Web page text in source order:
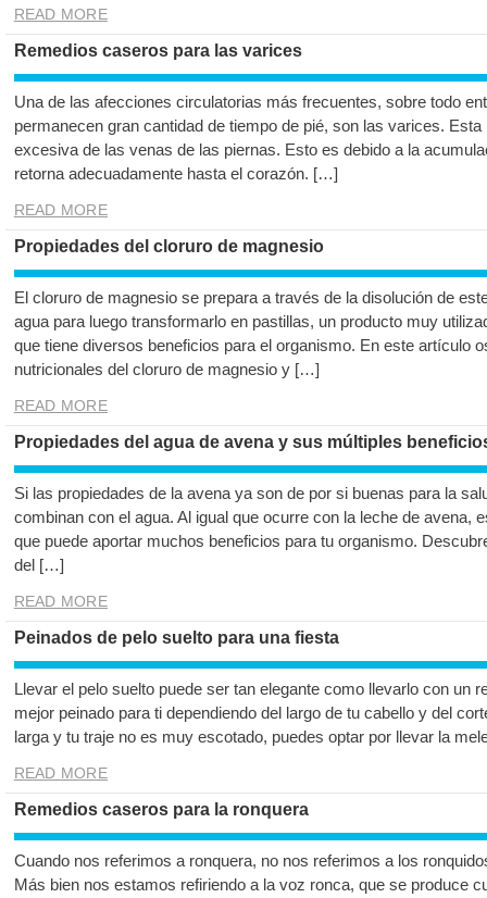
READ MORE
Remedios caseros para las varices
Una de las afecciones circulatorias más frecuentes, sobre todo
permanecen gran cantidad de tiempo de pié, son las varices.
excesiva de las venas de las piernas. Esto es debido a la
retorna adecuadamente hasta el corazón. […]
READ MORE
Propiedades del cloruro de magnesio
El cloruro de magnesio se prepara a través de la disolución de
agua para luego transformarlo en pastillas, un producto muy
que tiene diversos beneficios para el organismo. En este artículo
nutricionales del cloruro de magnesio y […]
READ MORE
Propiedades del agua de avena y sus múltiples
Si las propiedades de la avena ya son de por si buenas para la
combinan con el agua. Al igual que ocurre con la leche de avena,
que puede aportar muchos beneficios para tu organismo.
del […]
READ MORE
Peinados de pelo suelto para una fiesta
Llevar el pelo suelto puede ser tan elegante como llevarlo con un
mejor peinado para ti dependiendo del largo de tu cabello y del
larga y tu traje no es muy escotado, puedes optar por llevar la
READ MORE
Remedios caseros para la ronquera
Cuando nos referimos a ronquera, no nos referimos a los
Más bien nos estamos refiriendo a la voz ronca, que se produce